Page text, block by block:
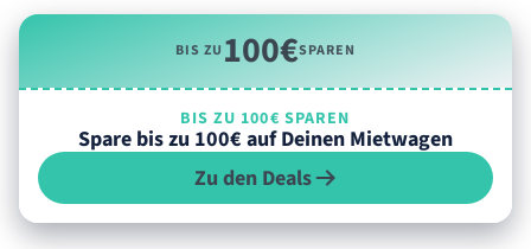
BIS ZU100€SPAREN
BIS ZU 100€ SPAREN
Spare bis zu 100€ auf Deinen Mietwagen
Zu den Deals